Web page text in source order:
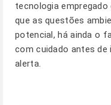
tecnologia empregado
que as questões
potencial, há ainda o
com cuidado antes de
alerta.